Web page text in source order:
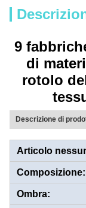
9
di
rotolo
Descrizione di
Articolo
Composizione:
Ombra: